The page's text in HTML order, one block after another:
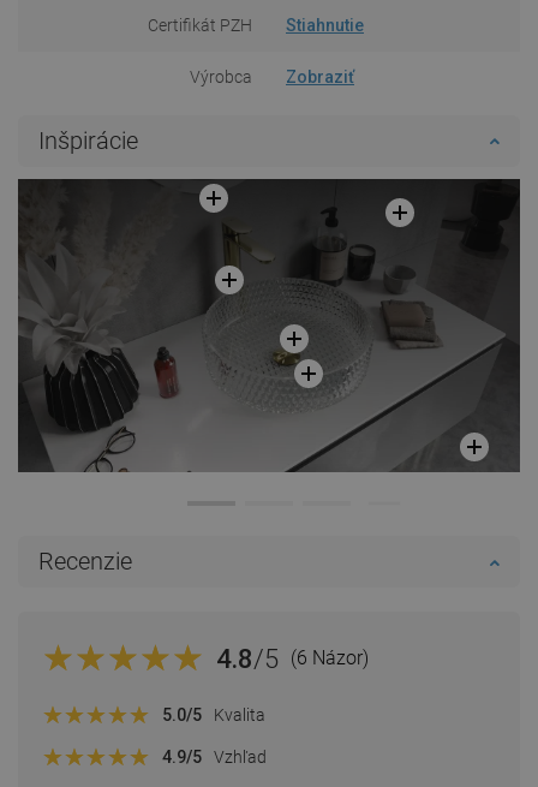
Certifikát PZH Stiahnutie
Výrobca Zobraziť
Inšpirácie
Recenzie
4.8/5 (6 Názor)
5.0/5 Kvalita
4.9/5 Vzhľad